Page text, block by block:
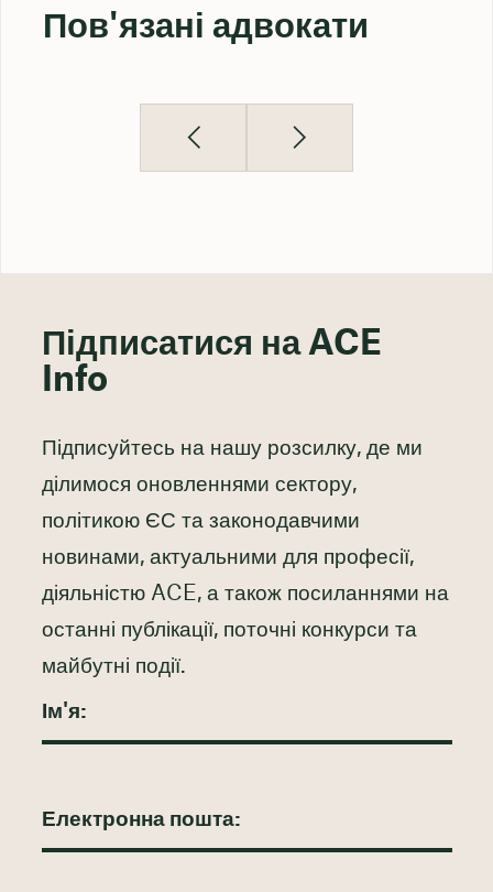
Пов'язані адвокати
Підписатися на ACE
Info
Підписуйтесь на нашу розсилку, де ми
ділимося оновленнями сектору,
політикою ЄС та законодавчими
новинами, актуальними для професії,
діяльністю ACE, а також посиланнями на
останні публікації, поточні конкурси та
майбутні події.